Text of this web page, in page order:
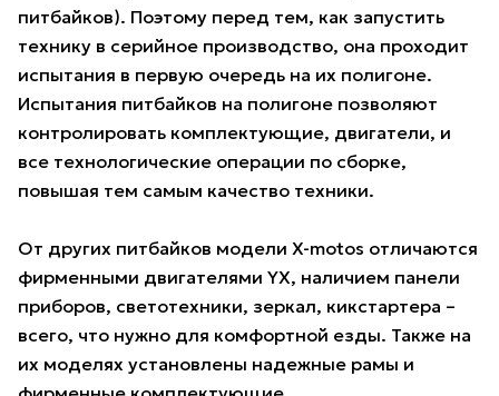
питбайков). Поэтому перед тем, как запустить
технику в серийное производство, она проходит
испытания в первую очередь на их полигоне.
Испытания питбайков на полигоне позволяют
контролировать комплектующие, двигатели, и
все технологические операции по сборке,
повышая тем самым качество техники.
От других питбайков модели X-motos отличаются
фирменными двигателями YX, наличием панели
приборов, светотехники, зеркал, кикстартера –
всего, что нужно для комфортной езды. Также на
их моделях установлены надежные рамы и